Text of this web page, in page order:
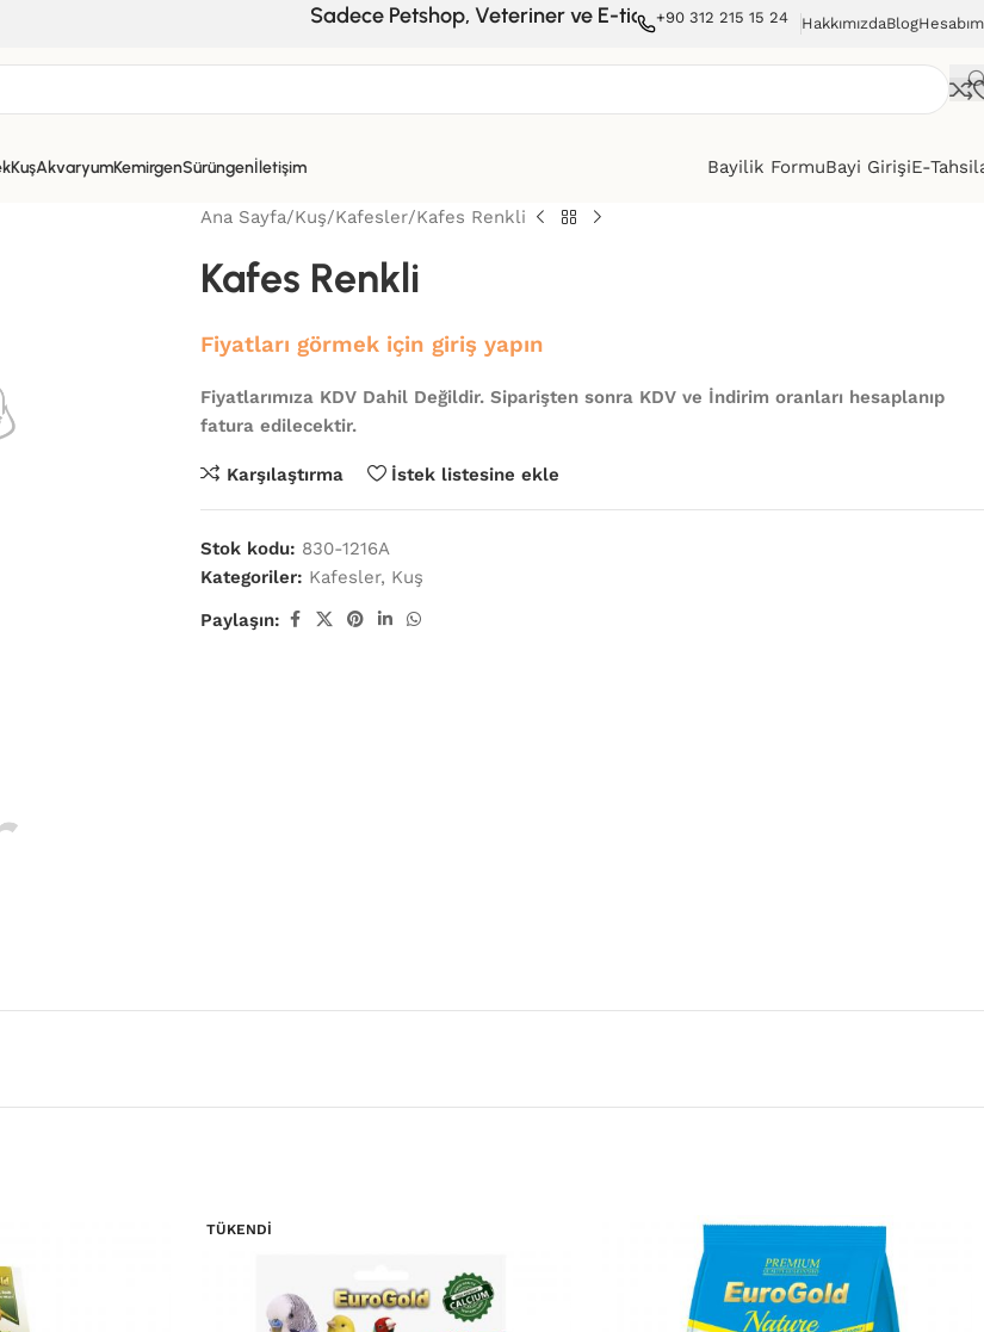
Sadece Petshop, Veteriner ve E-ticaret sitelerine satışımız vardır.
+90 312 215 15 24 HakkımızdaBlogHesabım
KuşAkvaryumKemirgenSürüngenİletişim Bayilik FormuBayi GirişiE-
Ana Sayfa Kuş Kafesler Kafes Renkli
Kafes Renkli
Fiyatları görmek için giriş yapın
Fiyatlarımıza KDV Dahil Değildir. Siparişten sonra KDV ve İndirim oranları hesaplanıp
fatura edilecektir.
Karşılaştırma İstek listesine ekle
Stok kodu: 830-1216A
Kategoriler: Kafesler, Kuş
Paylaşın:
TÜKENDI